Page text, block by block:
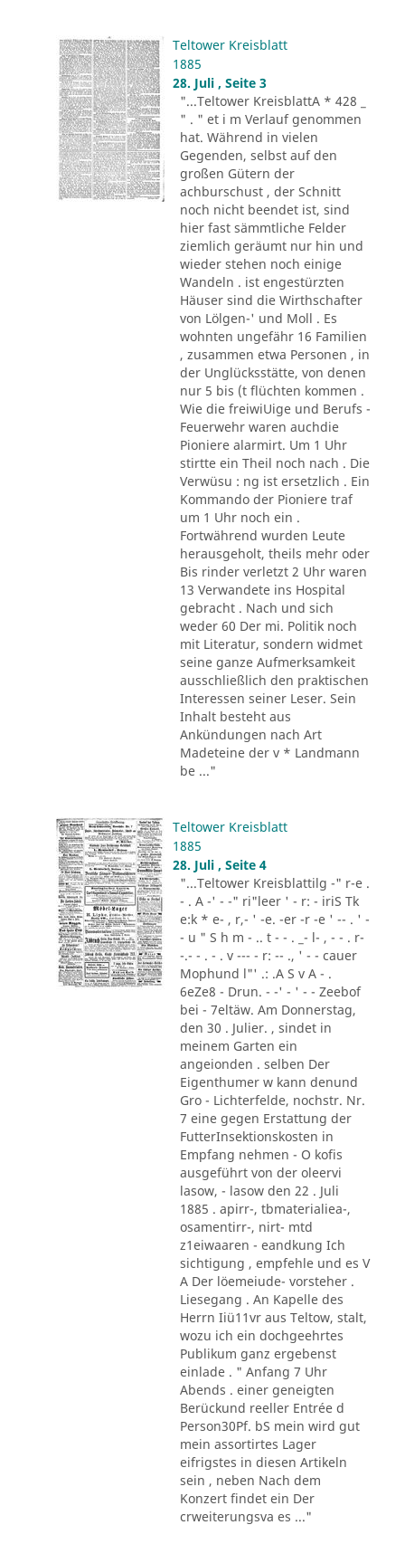
Teltower Kreisblatt
1885
28. Juli , Seite 3
"...Teltower KreisblattA * 428 _
" . " et i m Verlauf genommen
hat. Während in vielen
Gegenden, selbst auf den
großen Gütern der
achburschust , der Schnitt
noch nicht beendet ist, sind
hier fast sämmtliche Felder
ziemlich geräumt nur hin und
wieder stehen noch einige
Wandeln . ist engestürzten
Häuser sind die Wirthschafter
von Lölgen-' und Moll . Es
wohnten ungefähr 16 Familien
, zusammen etwa Personen , in
der Unglücksstätte, von denen
nur 5 bis (t flüchten kommen .
Wie die freiwiUige und Berufs -
Feuerwehr waren auchdie
Pioniere alarmirt. Um 1 Uhr
stirtte ein Theil noch nach . Die
Verwüsu : ng ist ersetzlich . Ein
Kommando der Pioniere traf
um 1 Uhr noch ein .
Fortwährend wurden Leute
herausgeholt, theils mehr oder
Bis rinder verletzt 2 Uhr waren
13 Verwandete ins Hospital
gebracht . Nach und sich
weder 60 Der mi. Politik noch
mit Literatur, sondern widmet
seine ganze Aufmerksamkeit
ausschließlich den praktischen
Interessen seiner Leser. Sein
Inhalt besteht aus
Ankündungen nach Art
Madeteine der v * Landmann
be ..."
Teltower Kreisblatt
1885
28. Juli , Seite 4
"...Teltower Kreisblattilg -" r-e .
- . A -' - -" ri"leer ' - r: - iriS Tk
e:k * e- , r,- ' -e. -er -r -e ' -- . ' -
- u " S h m - .. t - - . _- l- , - - . r-
-.- - . - . v --- - r: -- ., ' - - cauer
Mophund l"' .: .A S v A - .
6eZe8 - Drun. - -' - ' - - Zeebof
bei - 7eltäw. Am Donnerstag,
den 30 . Julier. , sindet in
meinem Garten ein
angeionden . selben Der
Eigenthumer w kann denund
Gro - Lichterfelde, nochstr. Nr.
7 eine gegen Erstattung der
FutterInsektionskosten in
Empfang nehmen - O kofis
ausgeführt von der oleervi
lasow, - lasow den 22 . Juli
1885 . apirr-, tbmaterialiea-,
osamentirr-, nirt- mtd
z1eiwaaren - eandkung Ich
sichtigung , empfehle und es V
A Der löemeiude- vorsteher .
Liesegang . An Kapelle des
Herrn Iiü11vr aus Teltow, stalt,
wozu ich ein dochgeehrtes
Publikum ganz ergebenst
einlade . " Anfang 7 Uhr
Abends . einer geneigten
Berückund reeller Entrée d
Person30Pf. bS mein wird gut
mein assortirtes Lager
eifrigstes in diesen Artikeln
sein , neben Nach dem
Konzert findet ein Der
crweiterungsva es ..."